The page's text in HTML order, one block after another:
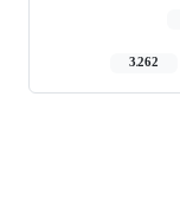
3,262